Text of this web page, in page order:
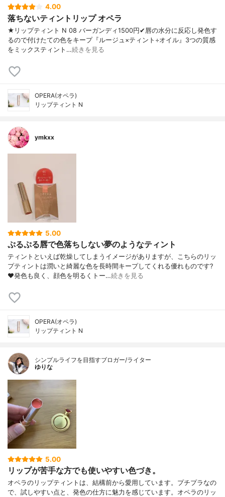
4.00
落ちないティントリップ オペラ
★リップティント N 08 バーガンディ1500円✔︎唇の水分に反応し発色す
るので付けたての色をキープ『ルージュ×ティント÷オイル』3つの質感
をミックスティント…続きを見る
OPERA(オペラ)
リップティント N
ymkxx
5.00
ぷるぷる唇で色落ちしない夢のようなティント
ティントといえば乾燥してしまうイメージがありますが、こちらのリッ
プティントは潤いと綺麗な色を長時間キープしてくれる優れものです?
❤️発色も良く、顔色を明るくトー…続きを見る
OPERA(オペラ)
リップティント N
シンプルライフを目指すブロガー/ライター
ゆりな
5.00
リップが苦手な方でも使いやすい色づき。
オペラのリップティントは、結構前から愛用しています。プチプラなの
で、試しやすい点と、発色の仕方に魅力を感じています。オペラのリッ